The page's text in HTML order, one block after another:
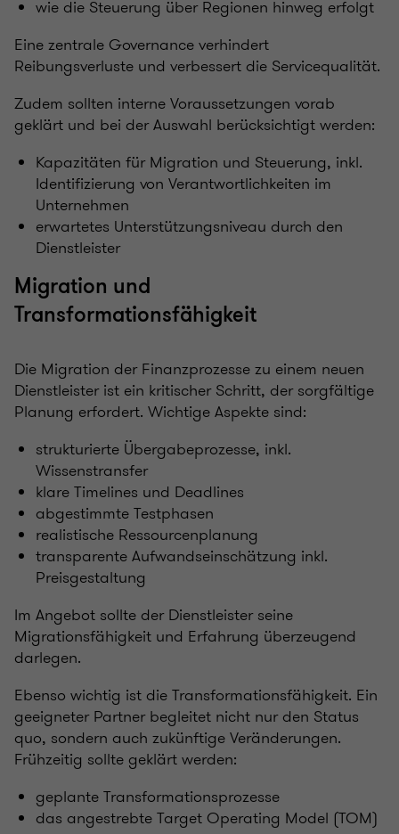
wie die Steuerung über Regionen hinweg erfolgt
Eine zentrale Governance verhindert
Reibungsverluste und verbessert die Servicequalität.
Zudem sollten interne Voraussetzungen vorab
geklärt und bei der Auswahl berücksichtigt werden:
Kapazitäten für Migration und Steuerung, inkl.
Identifizierung von Verantwortlichkeiten im
Unternehmen
erwartetes Unterstützungsniveau durch den
Dienstleister
Migration und
Transformationsfähigkeit
Die Migration der Finanzprozesse zu einem neuen
Dienstleister ist ein kritischer Schritt, der sorgfältige
Planung erfordert. Wichtige Aspekte sind:
strukturierte Übergabeprozesse, inkl.
Wissenstransfer
klare Timelines und Deadlines
abgestimmte Testphasen
realistische Ressourcenplanung
transparente Aufwandseinschätzung inkl.
Preisgestaltung
Im Angebot sollte der Dienstleister seine
Migrationsfähigkeit und Erfahrung überzeugend
darlegen.
Ebenso wichtig ist die Transformationsfähigkeit. Ein
geeigneter Partner begleitet nicht nur den Status
quo, sondern auch zukünftige Veränderungen.
Frühzeitig sollte geklärt werden:
geplante Transformationsprozesse
das angestrebte Target Operating Model (TOM)